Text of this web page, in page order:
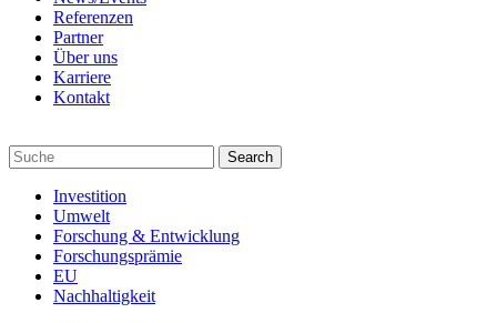
Referenzen
Partner
Über uns
Karriere
Kontakt
Investition
Umwelt
Forschung & Entwicklung
Forschungsprämie
EU
Nachhaltigkeit